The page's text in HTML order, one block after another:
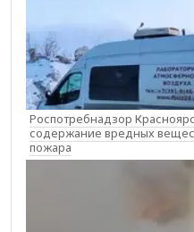
Роспотребнадзор
содержание вредных
пожара